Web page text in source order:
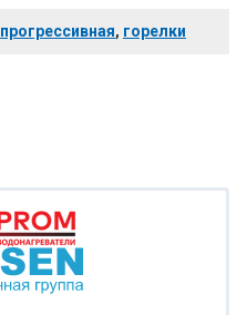
прогрессивная, горелки